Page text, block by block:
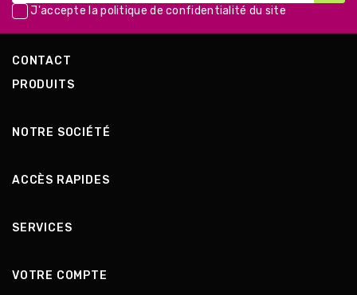
J'accepte lapolitique de confidentialité du site
CONTACT
PRODUITS
NOTRE SOCIÉTÉ
ACCÈS RAPIDES
SERVICES
VOTRE COMPTE